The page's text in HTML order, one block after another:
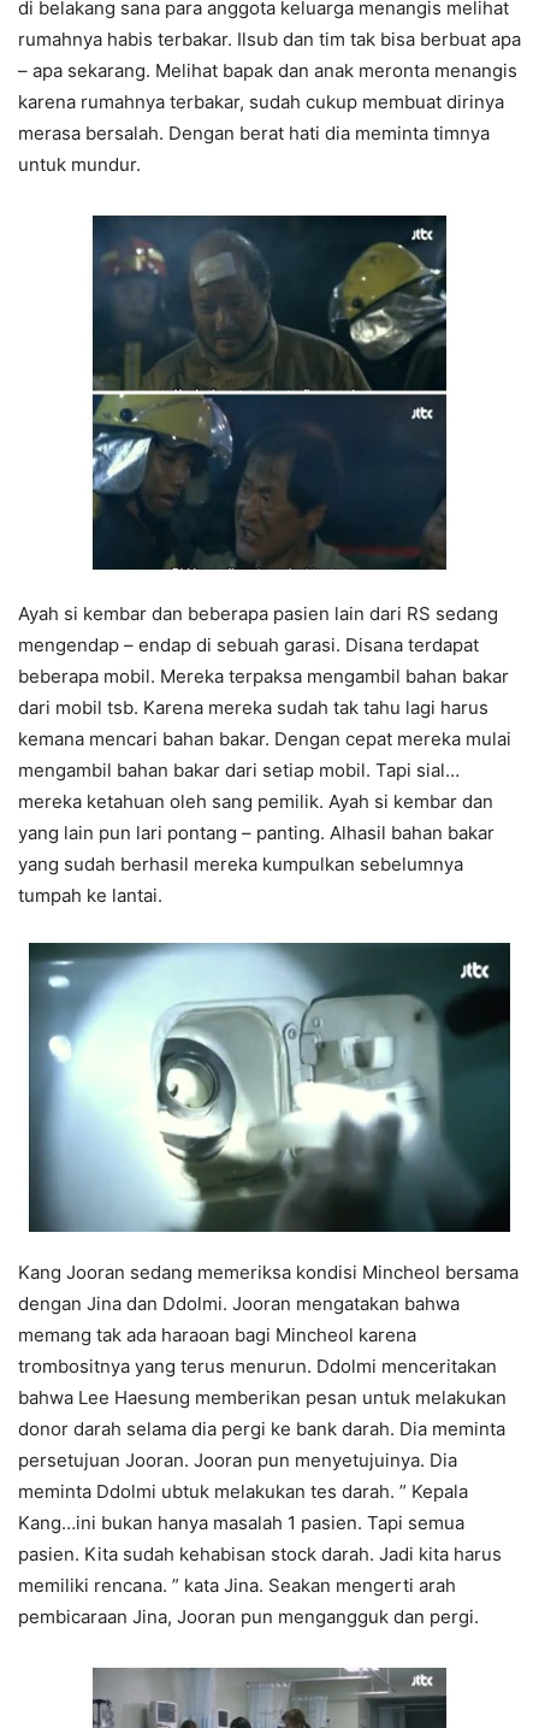
di belakang sana para anggota keluarga menangis melihat
rumahnya habis terbakar. Ilsub dan tim tak bisa berbuat apa
– apa sekarang. Melihat bapak dan anak meronta menangis
karena rumahnya terbakar, sudah cukup membuat dirinya
merasa bersalah. Dengan berat hati dia meminta timnya
untuk mundur.
Ayah si kembar dan beberapa pasien lain dari RS sedang
mengendap – endap di sebuah garasi. Disana terdapat
beberapa mobil. Mereka terpaksa mengambil bahan bakar
dari mobil tsb. Karena mereka sudah tak tahu lagi harus
kemana mencari bahan bakar. Dengan cepat mereka mulai
mengambil bahan bakar dari setiap mobil. Tapi sial…
mereka ketahuan oleh sang pemilik. Ayah si kembar dan
yang lain pun lari pontang – panting. Alhasil bahan bakar
yang sudah berhasil mereka kumpulkan sebelumnya
tumpah ke lantai.
Kang Jooran sedang memeriksa kondisi Mincheol bersama
dengan Jina dan Ddolmi. Jooran mengatakan bahwa
memang tak ada haraoan bagi Mincheol karena
trombositnya yang terus menurun. Ddolmi menceritakan
bahwa Lee Haesung memberikan pesan untuk melakukan
donor darah selama dia pergi ke bank darah. Dia meminta
persetujuan Jooran. Jooran pun menyetujuinya. Dia
meminta Ddolmi ubtuk melakukan tes darah. ” Kepala
Kang…ini bukan hanya masalah 1 pasien. Tapi semua
pasien. Kita sudah kehabisan stock darah. Jadi kita harus
memiliki rencana. ” kata Jina. Seakan mengerti arah
pembicaraan Jina, Jooran pun mengangguk dan pergi.